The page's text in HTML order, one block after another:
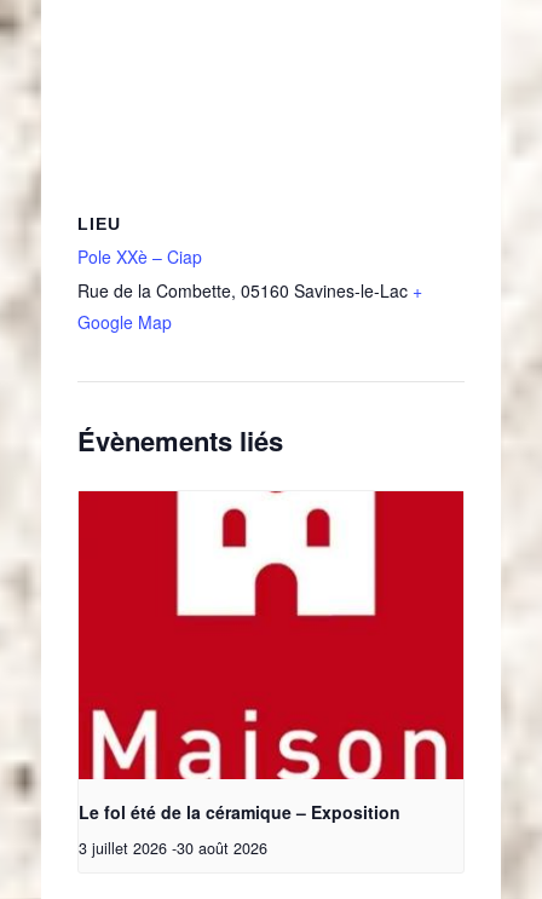
LIEU
Pole XXè – Ciap
Rue de la Combette, 05160 Savines-le-Lac +
Google Map
Évènements liés
Le fol été de la céramique – Exposition
3 juillet 2026 -30 août 2026